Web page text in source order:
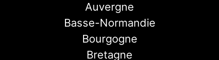
Auvergne
Basse-Normandie
Bourgogne
Bretagne